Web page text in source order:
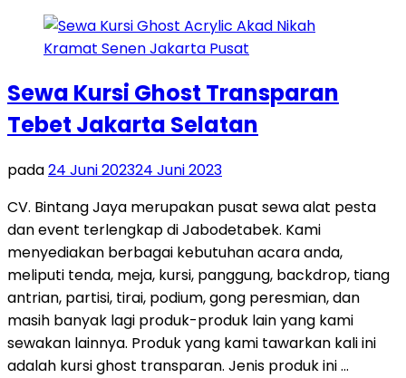
Sewa Kursi Ghost Transparan
Tebet Jakarta Selatan
pada24 Juni 202324 Juni 2023
CV. Bintang Jaya merupakan pusat sewa alat pesta
dan event terlengkap di Jabodetabek. Kami
menyediakan berbagai kebutuhan acara anda,
meliputi tenda, meja, kursi, panggung, backdrop, tiang
antrian, partisi, tirai, podium, gong peresmian, dan
masih banyak lagi produk-produk lain yang kami
sewakan lainnya. Produk yang kami tawarkan kali ini
adalah kursi ghost transparan. Jenis produk ini …